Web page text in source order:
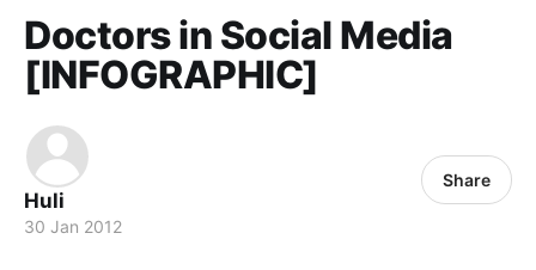
Doctors in Social Media
[INFOGRAPHIC]
Huli
30 Jan 2012
Share